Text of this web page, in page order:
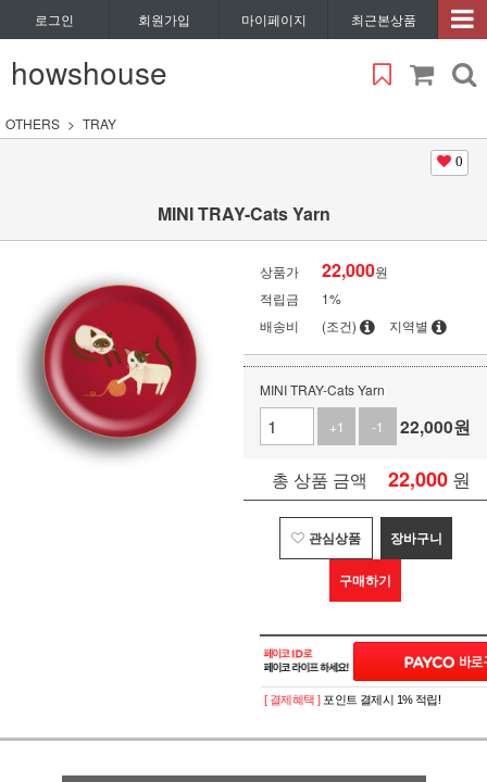
로그인 회원가입 마이페이지 최근본상품
howshouse
OTHERS TRAY
0
MINI TRAY-Cats Yarn
상품가 22,000원
적립금
1%
배송비
(조건) 지역별
MINI TRAY-Cats Yarn
+1
-1 22,000원
총 상품 금액 22,000 원
관심상품 장바구니
구매하기
[ 결제혜택 ] 포인트 결제시 1% 적립!